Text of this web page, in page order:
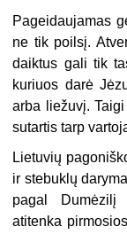
Pageidaujamas
ne tik poilsį.
daiktus gali tik
kuriuos darė
arba liežuvį.
sutartis tarp
Lietuvių
ir stebuklų
pagal Dumėzilį
atitenka